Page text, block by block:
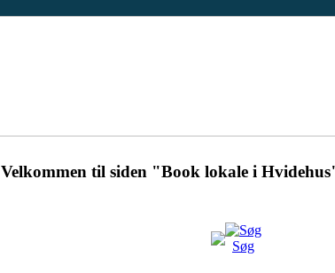
Velkommen til siden "Book lokale i
Søg